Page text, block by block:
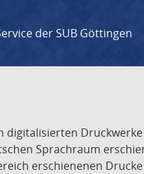
der SUB Göttingen
Sprachraum
erschienenen